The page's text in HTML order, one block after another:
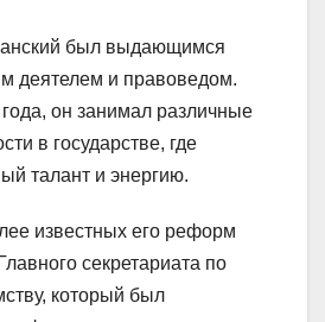
был выдающимся
деятелем и правоведом.
он занимал различные
в государстве, где
талант и энергию.
известных его реформ
секретариата по
который был